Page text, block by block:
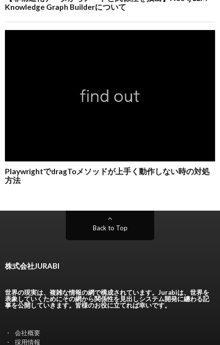
Back to Top
株式会社JURABI
世界の現実は、複雑な情報の網で構成されています。Jurabiは、世界を
表象していくためにその網から関係性を見出しシステム開発に纏わる記
事を公開していきます。皆様のお役に立てれば幸いです。
会社概要
採用情報